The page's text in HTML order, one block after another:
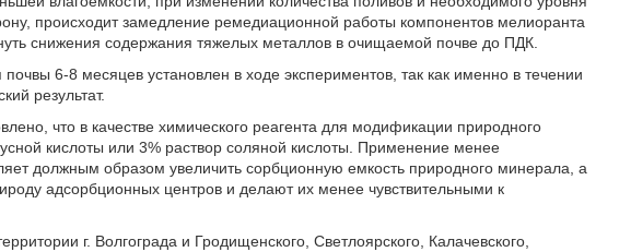
происходит замедление ремедиационной работы компонентов мелиоранта
снижения содержания тяжелых металлов в очищаемой почве до ПДК.
6-8 месяцев установлен в ходе экспериментов, так как именно в течении
результат.
что в качестве химического реагента для модификации природного
кислоты или 3% раствор соляной кислоты. Применение менее
должным образом увеличить сорбционную емкость природного минерала, а
адсорбционных центров и делают их менее чувствительными к
г. Волгограда и Гродищенского, Светлоярского, Калачевского,